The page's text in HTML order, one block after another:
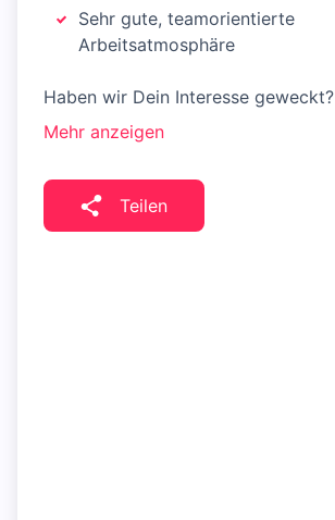
Sehr gute, teamorientierte
Arbeitsatmosphäre
Haben wir Dein Interesse geweckt?
Mehr anzeigen
Teilen